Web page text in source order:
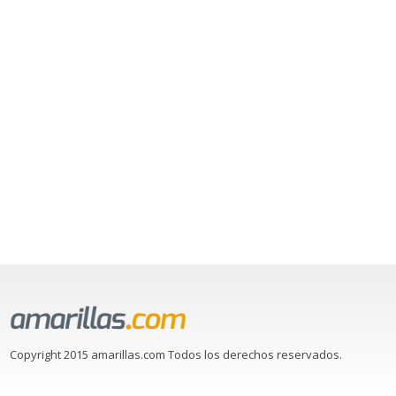
Copyright 2015 amarillas.com Todos los derechos reservados.